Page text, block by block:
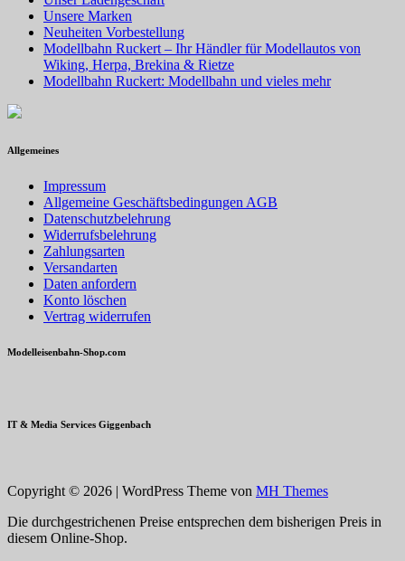
Unsere Marken
Neuheiten Vorbestellung
Modellbahn Ruckert – Ihr Händler für Modellautos von
Wiking, Herpa, Brekina & Rietze
Modellbahn Ruckert: Modellbahn und vieles mehr
Allgemeines
Impressum
Allgemeine Geschäftsbedingungen AGB
Datenschutzbelehrung
Widerrufsbelehrung
Zahlungsarten
Versandarten
Daten anfordern
Konto löschen
Vertrag widerrufen
Modelleisenbahn-Shop.com
IT & Media Services Giggenbach
Copyright © 2026 | WordPress Theme von MH Themes
Die durchgestrichenen Preise entsprechen dem bisherigen Preis in
diesem Online-Shop.